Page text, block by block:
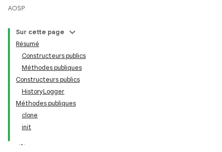
AOSP
Sur cette page
Résumé
Constructeurs publics
Méthodes publiques
Constructeurs publics
HistoryLogger
Méthodes publiques
clone
init